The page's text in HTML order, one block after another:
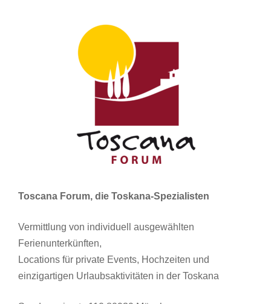
Toscana Forum, die Toskana-Spezialisten
Vermittlung von individuell ausgewählten
Ferienunterkünften,
Locations für private Events, Hochzeiten und
einzigartigen Urlaubsaktivitäten in der Toskana